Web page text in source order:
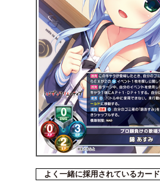
よく一緒に採用されているカード